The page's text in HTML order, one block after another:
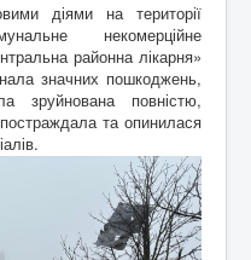
діями на території
некомерційне
районна лікарня»
значних пошкоджень,
зруйнована повністю,
та опинилася